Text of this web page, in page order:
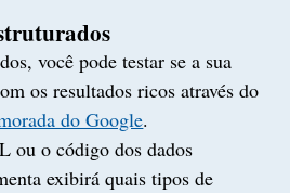
você pode testar se a sua
os resultados ricos através do
do Google.
ou o código dos dados
exibirá quais tipos de